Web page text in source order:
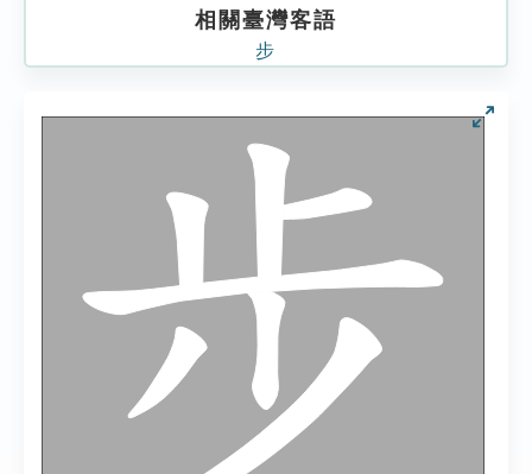
相關臺灣客語
步